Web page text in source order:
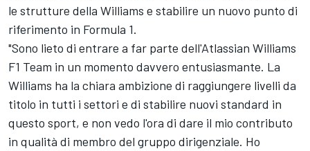
le strutture della Williams e stabilire un nuovo punto di
riferimento in Formula 1.
"Sono lieto di entrare a far parte dell'Atlassian Williams
F1 Team in un momento davvero entusiasmante. La
Williams ha la chiara ambizione di raggiungere livelli da
titolo in tutti i settori e di stabilire nuovi standard in
questo sport, e non vedo l'ora di dare il mio contributo
in qualità di membro del gruppo dirigenziale. Ho